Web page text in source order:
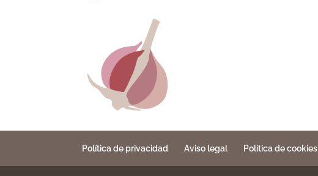
Política de privacidad Aviso legal Política de cookies